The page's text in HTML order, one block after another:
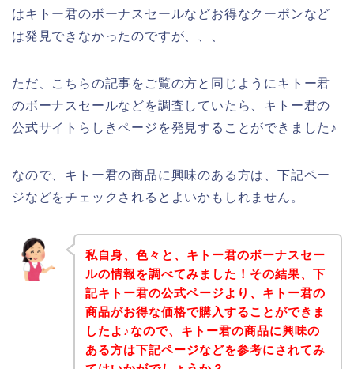
はキトー君のボーナスセールなどお得なクーポンなど
は発見できなかったのですが、、、
ただ、こちらの記事をご覧の方と同じようにキトー君
のボーナスセールなどを調査していたら、キトー君の
公式サイトらしきページを発見することができました♪
なので、キトー君の商品に興味のある方は、下記ペー
ジなどをチェックされるとよいかもしれません。
私自身、色々と、キトー君のボーナスセー
ルの情報を調べてみました！その結果、下
記キトー君の公式ページより、キトー君の
商品がお得な価格で購入することができま
したよ♪なので、キトー君の商品に興味の
ある方は下記ページなどを参考にされてみ